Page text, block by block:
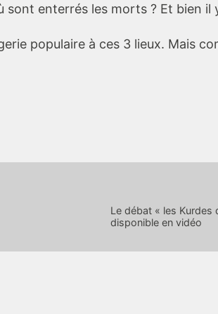
sont enterrés les morts ? Et bien il
populaire à ces 3 lieux. Mais
Le débat « les Kurdes
disponible en vidéo